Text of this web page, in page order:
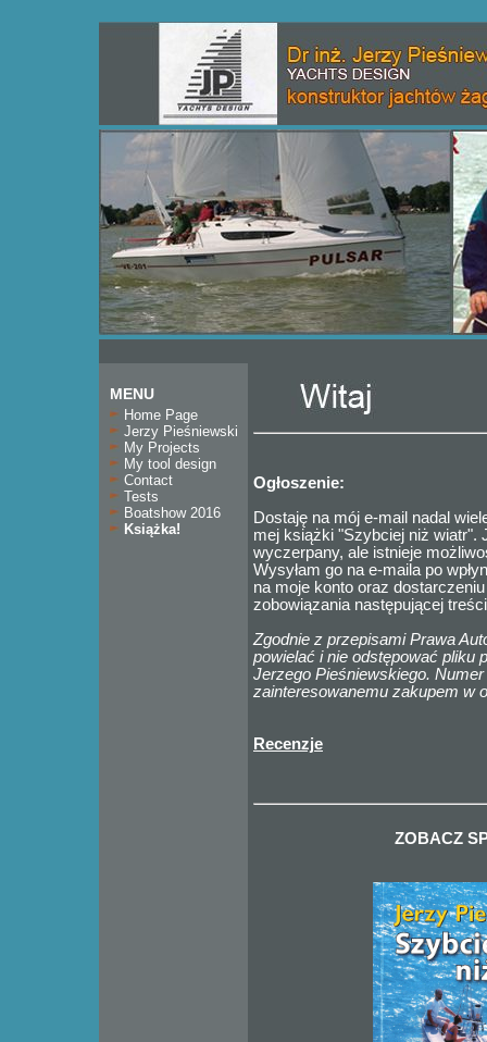
MENU
Home Page
Jerzy Pieśniewski
My Projects
My tool design
Contact
Tests
Boatshow 2016
Książka!
Ogłoszenie:
Dostaję na mój e-mail nadal
mej książki "Szybciej niż wiatr".
wyczerpany, ale istnieje
Wysyłam go na e-maila po
na moje konto oraz
zobowiązania następującej
Zgodnie z przepisami Prawa
powielać i nie odstępować pliku
Jerzego Pieśniewskiego.
zainteresowanemu zakupem w
Recenzje
ZOBACZ